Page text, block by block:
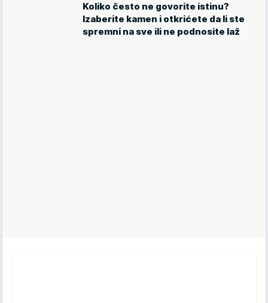
Koliko često ne govorite istinu?
Izaberite kamen i otkrićete da li ste
spremni na sve ili ne podnosite laž